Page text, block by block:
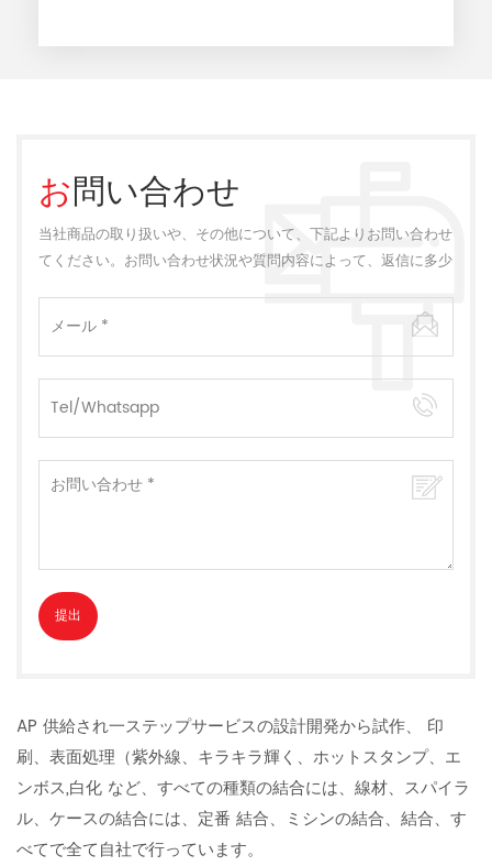
お問い合わせ
当社商品の取り扱いや、その他について、下記よりお問い合わせ
てください。お問い合わせ状況や質問内容によって、返信に多少
AP 供給され一ステップサービスの設計開発から試作、 印
刷、表面処理（紫外線、キラキラ輝く、ホットスタンプ、エ
ンボス,白化 など、すべての種類の結合には、線材、スパイラ
ル、ケースの結合には、定番 結合、ミシンの結合、結合、す
べてで全て自社で行っています。